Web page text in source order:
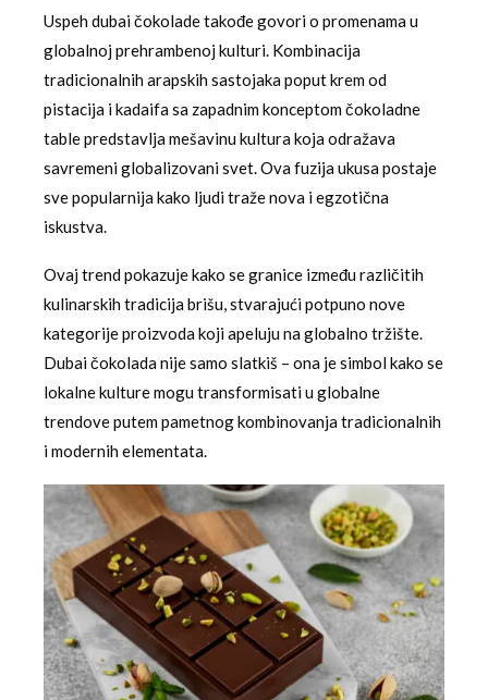
Uspeh dubai čokolade takođe govori o promenama u
globalnoj prehrambenoj kulturi. Kombinacija
tradicionalnih arapskih sastojaka poput krem od
pistacija i kadaifa sa zapadnim konceptom čokoladne
table predstavlja mešavinu kultura koja odražava
savremeni globalizovani svet. Ova fuzija ukusa postaje
sve popularnija kako ljudi traže nova i egzotična
iskustva.
Ovaj trend pokazuje kako se granice između različitih
kulinarskih tradicija brišu, stvarajući potpuno nove
kategorije proizvoda koji apeluju na globalno tržište.
Dubai čokolada nije samo slatkiš – ona je simbol kako se
lokalne kulture mogu transformisati u globalne
trendove putem pametnog kombinovanja tradicionalnih
i modernih elementata.